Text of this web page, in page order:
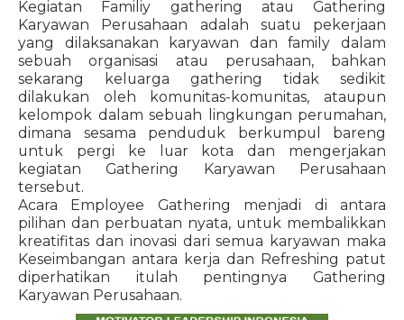
Kegiatan Familiy gathering atau Gathering
Karyawan Perusahaan adalah suatu pekerjaan
yang dilaksanakan karyawan dan family dalam
sebuah organisasi atau perusahaan, bahkan
sekarang keluarga gathering tidak sedikit
dilakukan oleh komunitas-komunitas, ataupun
kelompok dalam sebuah lingkungan perumahan,
dimana sesama penduduk berkumpul bareng
untuk pergi ke luar kota dan mengerjakan
kegiatan Gathering Karyawan Perusahaan
tersebut.
Acara Employee Gathering menjadi di antara
pilihan dan perbuatan nyata, untuk membalikkan
kreatifitas dan inovasi dari semua karyawan maka
Keseimbangan antara kerja dan Refreshing patut
diperhatikan itulah pentingnya Gathering
Karyawan Perusahaan.